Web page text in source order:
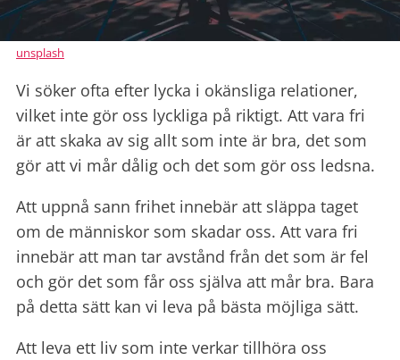
unsplash
Vi söker ofta efter lycka i okänsliga relationer,
vilket inte gör oss lyckliga på riktigt. Att vara fri
är att skaka av sig allt som inte är bra, det som
gör att vi mår dålig och det som gör oss ledsna.
Att uppnå sann frihet innebär att släppa taget
om de människor som skadar oss. Att vara fri
innebär att man tar avstånd från det som är fel
och gör det som får oss själva att mår bra. Bara
på detta sätt kan vi leva på bästa möjliga sätt.
Att leva ett liv som inte verkar tillhöra oss